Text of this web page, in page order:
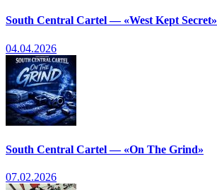
South Central Cartel — «West Kept Secret»
04.04.2026
South Central Cartel — «On The Grind»
07.02.2026